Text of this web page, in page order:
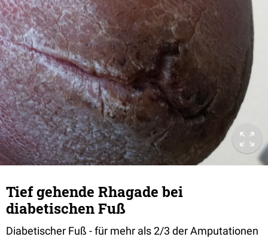
Tief gehende Rhagade bei
diabetischen Fuß
Diabetischer Fuß - für mehr als 2/3 der Amputationen